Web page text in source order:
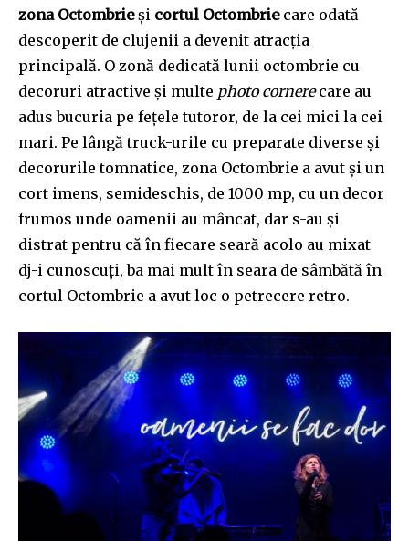
zona Octombrieși cortul Octombrie care odată
descoperit de clujenii a devenit atracția
principală. O zonă dedicată lunii octombrie cu
decoruri atractive și multe photo cornerecare au
adus bucuria pe fețele tutoror, de la cei mici la cei
mari. Pe lângă truck-urile cu preparate diverse și
decorurile tomnatice, zona Octombrie a avut și un
cort imens, semideschis, de 1000 mp, cu un decor
frumos unde oamenii au mâncat, dar s-au și
distrat pentru că în fiecare seară acolo au mixat
dj-i cunoscuți, ba mai mult în seara de sâmbătă în
cortul Octombrie a avut loc o petrecere retro.